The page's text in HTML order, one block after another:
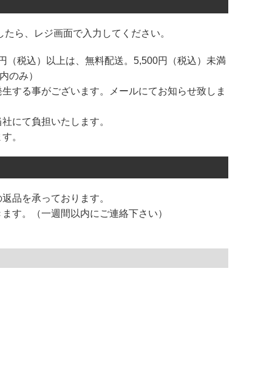
ら、レジ画面で入力してください。
（税込）以上は、無料配送。5,500円（税込）未満
のみ）
する事がございます。メールにてお知らせ致しま
にて負担いたします。
。
品を承っております。
す。（一週間以内にご連絡下さい）